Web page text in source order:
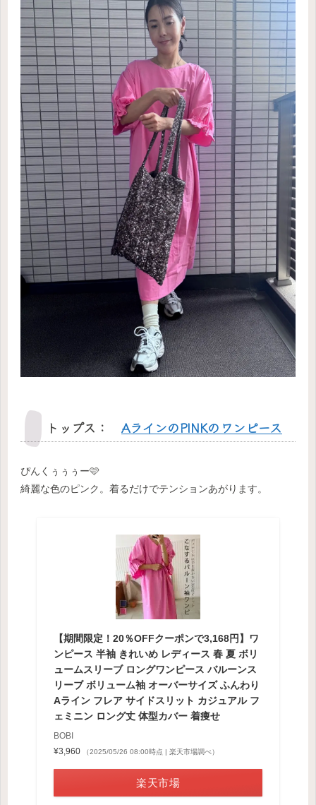
トップス： AラインのPINKのワンピース
ぴんくぅぅぅー🩷
綺麗な色のピンク。着るだけでテンションあがります。
【期間限定！20％OFFクーポンで3,168円】ワ
ンピース 半袖 きれいめ レディース 春 夏 ボリ
ュームスリーブ ロングワンピース バルーンス
リーブ ボリューム袖 オーバーサイズ ふんわり
Aライン フレア サイドスリット カジュアル フ
ェミニン ロング丈 体型カバー 着痩せ
BOBI
¥3,960
（2025/05/26 08:00時点 | 楽天市場調べ）
楽天市場